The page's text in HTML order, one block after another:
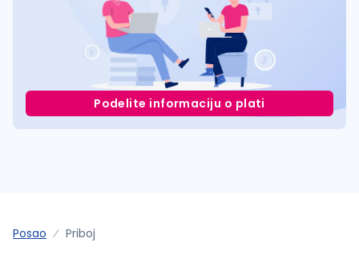
Podelite informaciju o plati
Posao Priboj